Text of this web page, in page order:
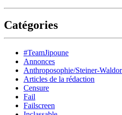
Catégories
#TeamJipoune
Annonces
Anthroposophie/Steiner-
Articles de la rédaction
Censure
Fail
Failscreen